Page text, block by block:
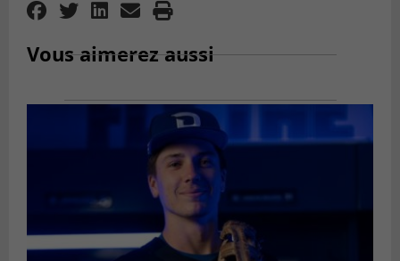
Vous aimerez aussi